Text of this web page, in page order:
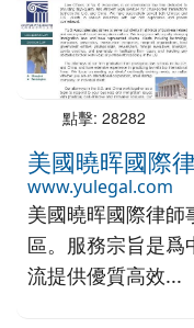
點擊: 28282
美國曉晖國際
www.yulegal.com
美國曉晖國際律
區。服務宗旨是爲
流提供優質高效...